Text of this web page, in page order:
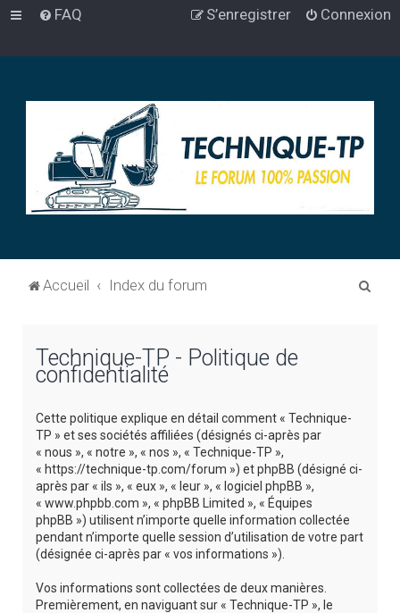
FAQ Connexion
S’enregistrer
Accueil Index du forum
Technique-TP - Politique de
confidentialité
Cette politique explique en détail comment « Technique-
TP » et ses sociétés affiliées (désignés ci-après par
« nous », « notre », « nos », « Technique-TP »,
« https://technique-tp.com/forum ») et phpBB (désigné ci-
après par « ils », « eux », « leur », « logiciel phpBB »,
« www.phpbb.com », « phpBB Limited », « Équipes
phpBB ») utilisent n’importe quelle information collectée
pendant n’importe quelle session d’utilisation de votre part
(désignée ci-après par « vos informations »).
Vos informations sont collectées de deux manières.
Premièrement, en naviguant sur « Technique-TP », le